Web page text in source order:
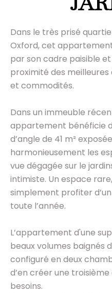
Dans le très prisé
Oxford, cet
par son cadre paisible
proximité des
et commodités.
Dans un immeuble
appartement bénéficie
d’angle de 41 m²
harmonieusement les
vue dégagée sur le
intimiste. Un espace
simplement profiter
toute l’année.
L’appartement d'une
beaux volumes baignés
configuré en deux
d’en créer une
besoins.